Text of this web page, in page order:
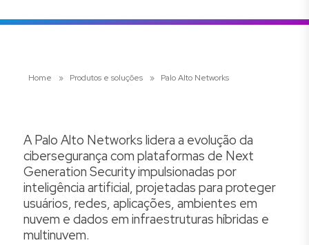
Home » Produtos e soluções » Palo Alto Networks
A Palo Alto Networks lidera a evolução da
cibersegurança com plataformas de Next
Generation Security impulsionadas por
inteligência artificial, projetadas para proteger
usuários, redes, aplicações, ambientes em
nuvem e dados em infraestruturas híbridas e
multinuvem.